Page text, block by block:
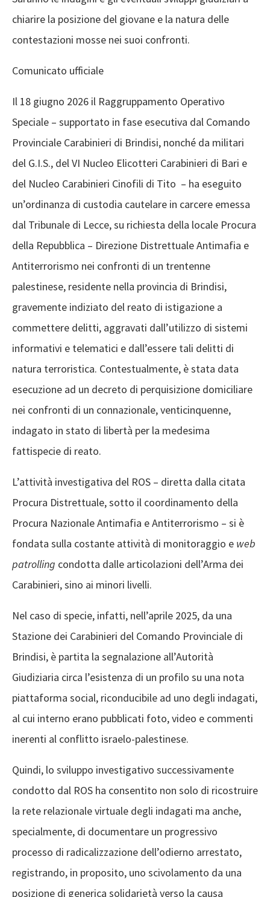
chiarire la posizione del giovane e la natura delle
contestazioni mosse nei suoi confronti.
Comunicato ufficiale
Il 18 giugno 2026 il Raggruppamento Operativo
Speciale – supportato in fase esecutiva dal Comando
Provinciale Carabinieri di Brindisi, nonché da militari
del G.I.S., del VI Nucleo Elicotteri Carabinieri di Bari e
del Nucleo Carabinieri Cinofili di Tito – ha eseguito
un’ordinanza di custodia cautelare in carcere emessa
dal Tribunale di Lecce, su richiesta della locale Procura
della Repubblica – Direzione Distrettuale Antimafia e
Antiterrorismo nei confronti di un trentenne
palestinese, residente nella provincia di Brindisi,
gravemente indiziato del reato di istigazione a
commettere delitti, aggravati dall’utilizzo di sistemi
informativi e telematici e dall’essere tali delitti di
natura terroristica. Contestualmente, è stata data
esecuzione ad un decreto di perquisizione domiciliare
nei confronti di un connazionale, venticinquenne,
indagato in stato di libertà per la medesima
fattispecie di reato.
L’attività investigativa del ROS – diretta dalla citata
Procura Distrettuale, sotto il coordinamento della
Procura Nazionale Antimafia e Antiterrorismo – si è
fondata sulla costante attività di monitoraggio e web
patrolling condotta dalle articolazioni dell’Arma dei
Carabinieri, sino ai minori livelli.
Nel caso di specie, infatti, nell’aprile 2025, da una
Stazione dei Carabinieri del Comando Provinciale di
Brindisi, è partita la segnalazione all’Autorità
Giudiziaria circa l’esistenza di un profilo su una nota
piattaforma social, riconducibile ad uno degli indagati,
al cui interno erano pubblicati foto, video e commenti
inerenti al conflitto israelo-palestinese.
Quindi, lo sviluppo investigativo successivamente
condotto dal ROS ha consentito non solo di ricostruire
la rete relazionale virtuale degli indagati ma anche,
specialmente, di documentare un progressivo
processo di radicalizzazione dell’odierno arrestato,
registrando, in proposito, uno scivolamento da una
posizione di generica solidarietà verso la causa